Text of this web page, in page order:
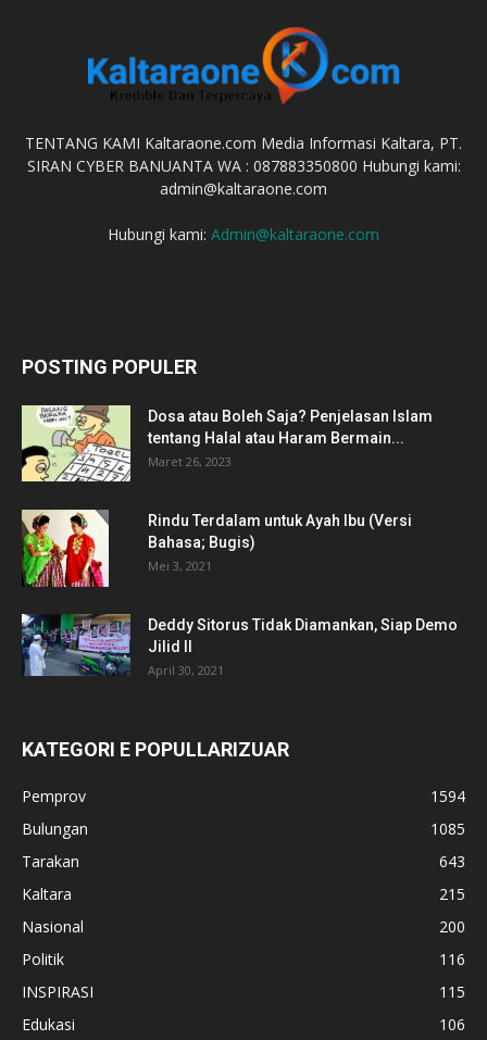
TENTANG KAMI Kaltaraone.com Media Informasi Kaltara, PT.
SIRAN CYBER BANUANTA WA : 087883350800 Hubungi kami:
admin@kaltaraone.com
Hubungi kami: Admin@kaltaraone.com
POSTING POPULER
Dosa atau Boleh Saja? Penjelasan Islam
tentang Halal atau Haram Bermain...
Maret 26, 2023
Rindu Terdalam untuk Ayah Ibu (Versi
Bahasa; Bugis)
Mei 3, 2021
Deddy Sitorus Tidak Diamankan, Siap Demo
Jilid II
April 30, 2021
KATEGORI E POPULLARIZUAR
Pemprov
1594
Bulungan
1085
Tarakan
643
Kaltara
215
Nasional
200
Politik
116
INSPIRASI
115
Edukasi
106